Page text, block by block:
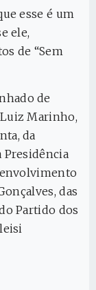
esse é um
ele,
de “Sem
de
Marinho,
da
Presidência
das
Partido dos